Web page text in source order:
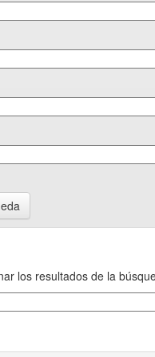
los resultados de la